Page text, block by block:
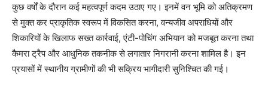
कुछ वर्षों के दौरान कई महत्वपूर्ण कदम उठाए गए। इनमें वन भूमि को अतिक्रमण
से मुक्त कर प्राकृतिक स्वरूप में विकसित करना, वन्यजीव अपराधियों और
शिकारियों के खिलाफ सख्त कार्रवाई, एंटी-पोचिंग अभियान को मजबूत करना तथा
कैमरा ट्रैप और आधुनिक तकनीक से लगातार निगरानी करना शामिल है। इन
प्रयासों में स्थानीय ग्रामीणों की भी सक्रिय भागीदारी सुनिश्चित की गई।